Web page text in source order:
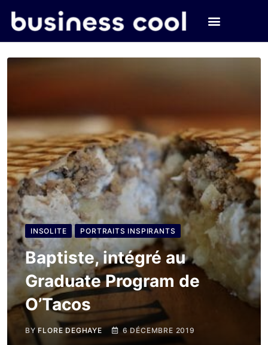
INSOLITE PORTRAITS INSPIRANTS
Baptiste, intégré au
Graduate Program de
O’Tacos
BYFLORE DEGHAYE 6 DÉCEMBRE 2019